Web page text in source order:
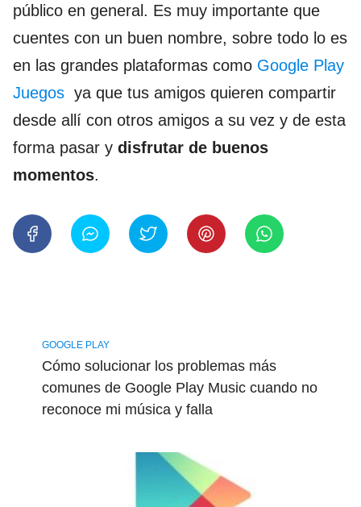
público en general. Es muy importante que
cuentes con un buen nombre, sobre todo lo es
en las grandes plataformas como Google Play
Juegos ya que tus amigos quieren compartir
desde allí con otros amigos a su vez y de esta
forma pasar y disfrutar de buenos
momentos.
GOOGLE PLAY
Cómo solucionar los problemas más
comunes de Google Play Music cuando no
reconoce mi música y falla